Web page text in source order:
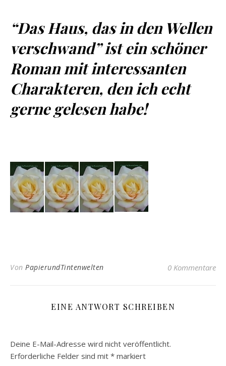
“Das Haus, das in den Wellen
verschwand” ist ein schöner
Roman mit interessanten
Charakteren, den ich echt
gerne gelesen habe!
Von PapierundTintenwelten 0 Kommentare
EINE ANTWORT SCHREIBEN
Deine E-Mail-Adresse wird nicht veröffentlicht.
Erforderliche Felder sind mit * markiert